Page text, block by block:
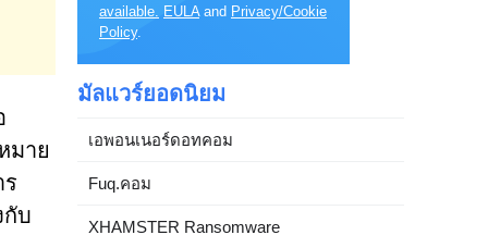
มาย
กับ
available. EULAand Privacy/Cookie
Policy.
มัลแวร์ยอดนิยม
เอพอนเนอร์ดอทคอม
Fuq.คอม
XHAMSTER Ransomware